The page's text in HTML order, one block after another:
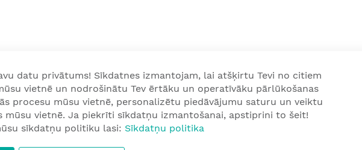
datu privātums! Sīkdatnes izmantojam, lai atšķirtu Tevi no citiem
vietnē un nodrošinātu Tev ērtāku un operatīvāku pārlūkošanas
procesu mūsu vietnē, personalizētu piedāvājumu saturu un veiktu
mūsu vietnē. Ja piekrīti sīkdatņu izmantošanai, apstiprini to šeit!
sīkdatņu politiku lasi: Sīkdatņu politika